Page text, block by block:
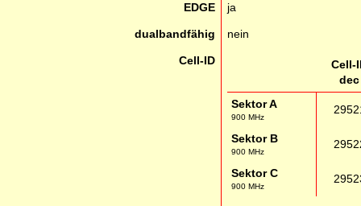
EDGE ja
dualbandfähig nein
Cell-ID
Cell-
dec
Sektor A
900 MHz
Sektor B
900 MHz
Sektor C
900 MHz